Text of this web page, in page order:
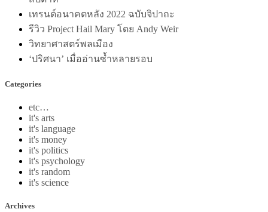
เทรนด์อนาคตหลัง 2022 ฉบับจิปาถะ
รีวิว Project Hail Mary โดย Andy Weir
วิทยาศาสตร์พลเมือง
‘ปริศนา’ เมื่ออ่านซ้ำหลายรอบ
Categories
etc…
it's arts
it's language
it's money
it's politics
it's psychology
it's random
it's science
Archives